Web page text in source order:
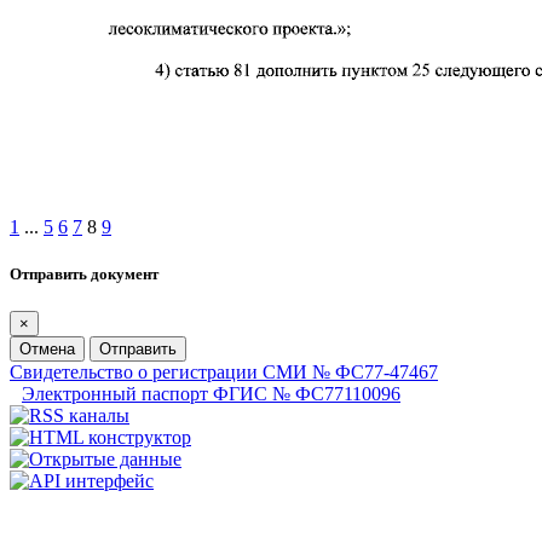
1 ... 5 6 7 8 9
Отправить документ
×
Отмена
Отправить
Свидетельство о регистрации СМИ № ФС77-47467
Электронный паспорт ФГИС № ФС77110096